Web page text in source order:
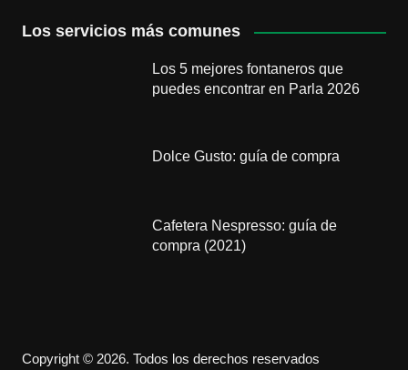
Los servicios más comunes
Los 5 mejores fontaneros que
puedes encontrar en Parla 2026
Dolce Gusto: guía de compra
Cafetera Nespresso: guía de
compra (2021)
Copyright © 2026. Todos los derechos reservados